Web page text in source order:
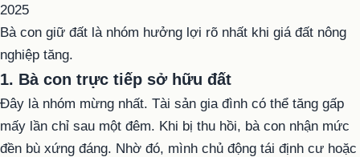
Bà con giữ đất là nhóm hưởng lợi rõ nhất khi giá đất nông
nghiệp tăng.
1. Bà con trực tiếp sở hữu đất
Đây là nhóm mừng nhất. Tài sản gia đình có thể tăng gấp
mấy lần chỉ sau một đêm. Khi bị thu hồi, bà con nhận mức
đền bù xứng đáng. Nhờ đó, mình chủ động tái định cư hoặc